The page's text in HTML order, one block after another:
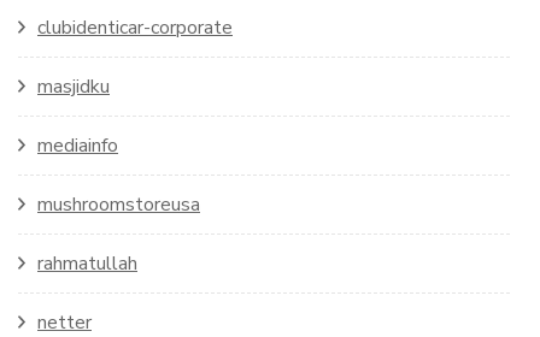
clubidenticar-corporate
masjidku
mediainfo
mushroomstoreusa
rahmatullah
netter